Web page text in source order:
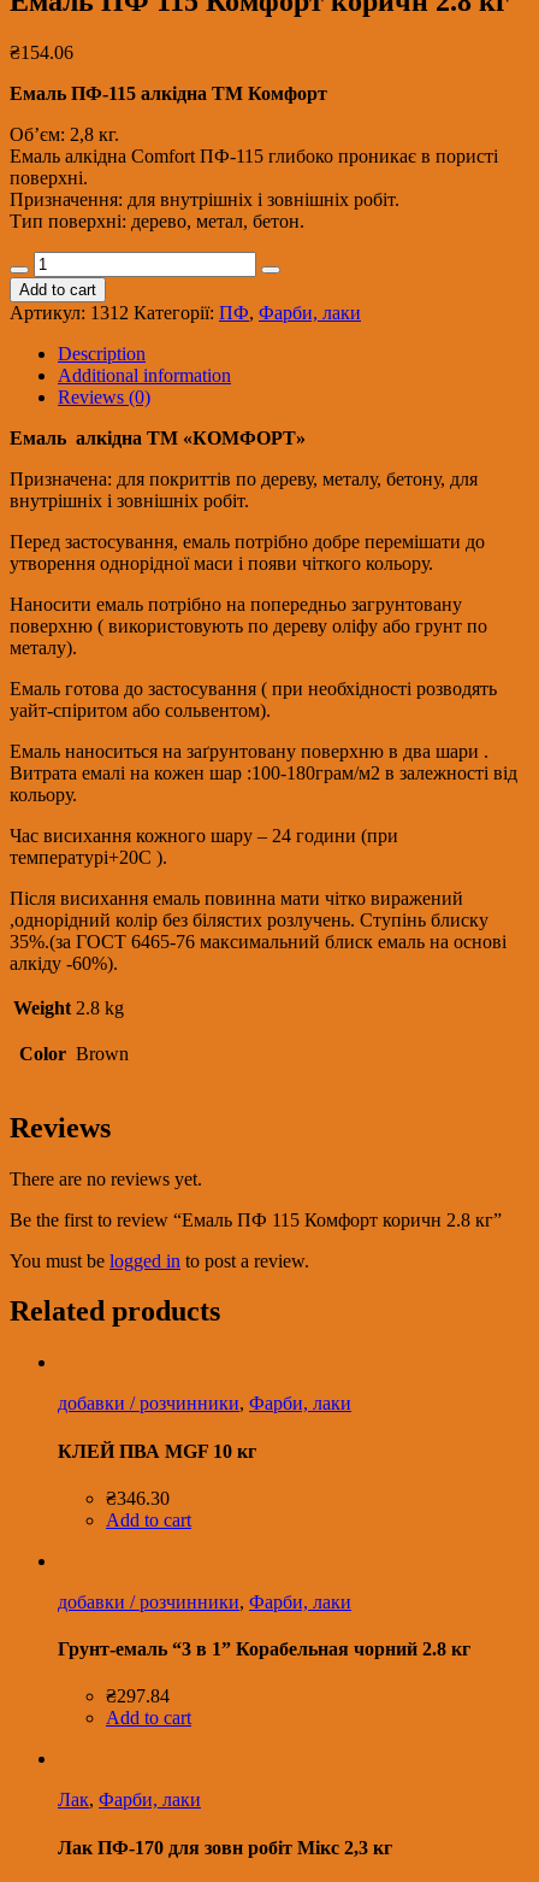
₴154.06
Емаль ПФ-115 алкідна ТМ Комфорт
Об’єм: 2,8 кг.
Емаль алкідна Comfort ПФ-115 глибоко проникає в пористі
поверхні.
Призначення: для внутрішніх і зовнішніх робіт.
Тип поверхні: дерево, метал, бетон.
Емаль
ПФ
115
Комфорт
коричн
2.8
кг
quantity
Add to cart
Артикул: 1312 Категорії: ПФ, Фарби, лаки
Description
Additional information
Reviews (0)
Емаль алкідна ТМ «КОМФОРТ»
Призначена: для покриттів по дереву, металу, бетону, для
внутрішніх і зовнішніх робіт.
Перед застосування, емаль потрібно добре перемішати до
утворення однорідної маси і появи чіткого кольору.
Наносити емаль потрібно на попередньо загрунтовану
поверхню ( використовують по дереву оліфу або грунт по
металу).
Емаль готова до застосування ( при необхідності розводять
уайт-спіритом або сольвентом).
Емаль наноситься на заґрунтовану поверхню в два шари .
Витрата емалі на кожен шар :100-180грам/м2 в залежності від
кольору.
Час висихання кожного шару – 24 години (при
температурі+20С ).
Після висихання емаль повинна мати чітко виражений
,однорідний колір без білястих розлучень. Ступінь блиску
35%.(за ГОСТ 6465-76 максимальний блиск емаль на основі
алкіду -60%).
Weight 2.8 kg
Color Brown
Reviews
There are no reviews yet.
Be the first to review “Емаль ПФ 115 Комфорт коричн 2.8 кг”
You must be logged in to post a review.
Related products
добавки / розчинники, Фарби, лаки
КЛЕЙ ПВА MGF 10 кг
₴346.30
Add to cart
добавки / розчинники, Фарби, лаки
Грунт-емаль “3 в 1” Корабельная чорний 2.8 кг
₴297.84
Add to cart
Лак, Фарби, лаки
Лак ПФ-170 для зовн робіт Мікс 2,3 кг